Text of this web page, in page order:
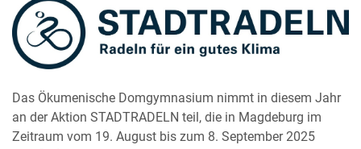
Das Ökumenische Domgymnasium nimmt in diesem Jahr
an der Aktion STADTRADELN teil, die in Magdeburg im
Zeitraum vom 19. August bis zum 8. September 2025